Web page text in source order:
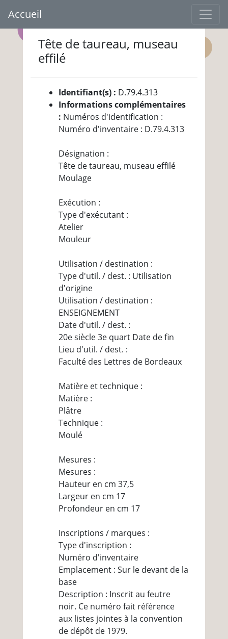
Accueil
Tête de taureau, museau
effilé
Identifiant(s) : D.79.4.313
Informations complémentaires
: Numéros d'identification :
Numéro d'inventaire : D.79.4.313
Désignation :
Tête de taureau, museau effilé
Moulage
Exécution :
Type d'exécutant :
Atelier
Mouleur
Utilisation / destination :
Type d'util. / dest. : Utilisation
d'origine
Utilisation / destination :
ENSEIGNEMENT
Date d'util. / dest. :
20e siècle 3e quart Date de fin
Lieu d'util. / dest. :
Faculté des Lettres de Bordeaux
Matière et technique :
Matière :
Plâtre
Technique :
Moulé
Mesures :
Mesures :
Hauteur en cm 37,5
Largeur en cm 17
Profondeur en cm 17
Inscriptions / marques :
Type d'inscription :
Numéro d'inventaire
Emplacement : Sur le devant de la
base
Description : Inscrit au feutre
noir. Ce numéro fait référence
aux listes jointes à la convention
de dépôt de 1979.